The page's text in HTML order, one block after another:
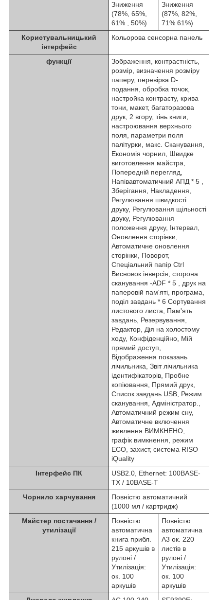
Зниження
(78%, 65%,
61% , 50%)
Зниження
(87%, 82%,
71% 61%)
Користувальницький
інтерфейс
Кольорова сенсорна панель
функції
Зображення, контрастність,
розмір, визначення розміру
паперу, перевірка D-
подання, обробка точок,
настройка контрасту, крива
тони, макет, багаторазова
друк, 2 вгору, тінь книги,
настроювання верхнього
поля, параметри поля
палітурки, макс. Сканування,
Економія чорнил, Швидке
виготовлення майстра,
Попередній перегляд,
Напівавтоматичний АПД* 5 ,
Зберігання, Накладення,
Регулювання швидкості
друку, Регулювання щільності
друку, Регулювання
положення друку, Інтервал,
Оновлення сторінки,
Автоматичне оновлення
сторінки, Поворот,
Спеціальний папір Ctrl
Висновок інверсія, сторона
сканування -ADF * 5 , друк на
паперовій пам'яті, програма,
поділ завдань * 6 Сортування
листового листа, Пам'ять
завдань, Резервування,
Редактор, Дія на холостому
ходу, Конфіденційно, Мій
прямий доступ,
Відображення показань
лічильника, Звіт лічильника
ідентифікаторів, Пробне
копіювання, Прямий друк,
Список завдань USB, Режим
сканування, Адміністратор.,
Автоматичний режим сну,
Автоматичне включення
живлення ВИМКНЕНО,
графік вимкнення, режим
ECO, захист, система RISO
iQuality
Інтерфейс ПК
USB2.0, Ethernet: 100BASE-
TX / 10BASE-T
Чорнило харчування
Повністю автоматичний
(1000 мл / картридж)
Майстер постачання /
утилізації
Повністю
автоматична
книга прибл.
215 аркушів в
рулоні /
Утилізація:
ок. 100
аркушів
Повністю
автоматична
A3 ок. 220
листів в
рулоні /
Утилізація:
ок. 100
аркушів